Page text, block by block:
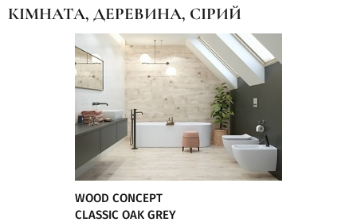
КІМНАТА, ДЕРЕВИНА, СІРИЙ
WOOD CONCEPT
CLASSIC OAK GREY